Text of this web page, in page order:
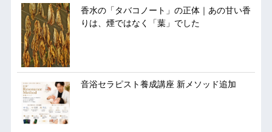
香水の「タバコノート」の正体｜あの甘い香
りは、煙ではなく「葉」でした
音浴セラピスト養成講座 新メソッド追加